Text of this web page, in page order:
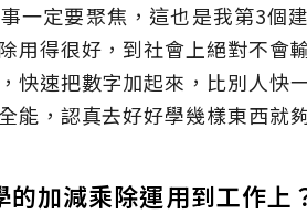
一定要聚焦，這也是我第3個
用得很好，到社會上絕對不會
快速把數字加起來，比別人快
能，認真去好好學幾樣東西就
加減乘除運用到工作上